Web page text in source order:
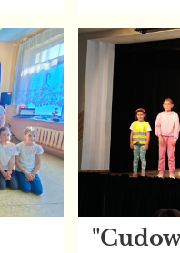
"WIOSNA
NA
TALERZU":